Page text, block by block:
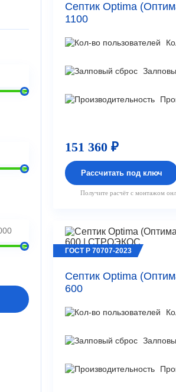
Септик Optima
1100
151 360 ₽
Рассчитать под ключ
Получите расчёт с монтажом
Септик Optima
600
ГОСТ Р 70707-2023